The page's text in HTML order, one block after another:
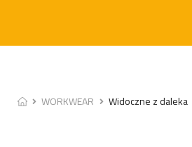
WORKWEAR Widoczne z daleka